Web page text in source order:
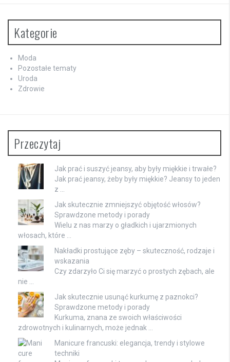
Kategorie
Moda
Pozostałe tematy
Uroda
Zdrowie
Przeczytaj
Jak prać i suszyć jeansy, aby były miękkie i trwałe?
Jak prać jeansy, żeby były miękkie? Jeansy to jeden
z …
Jak skutecznie zmniejszyć objętość włosów?
Sprawdzone metody i porady
Wielu z nas marzy o gładkich i ujarzmionych
włosach, które …
Nakładki prostujące zęby – skuteczność, rodzaje i
wskazania
Czy zdarzyło Ci się marzyć o prostych zębach, ale
nie …
Jak skutecznie usunąć kurkumę z paznokci?
Sprawdzone metody i porady
Kurkuma, znana ze swoich właściwości
zdrowotnych i kulinarnych, może jednak …
Manicure francuski: elegancja, trendy i stylowe
techniki